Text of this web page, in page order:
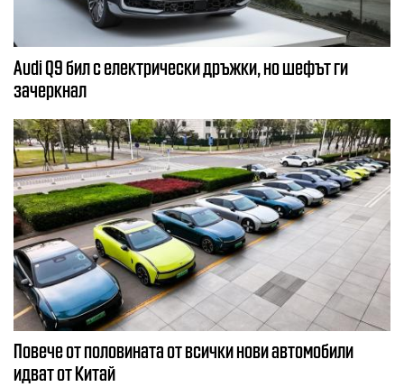
Audi Q9 бил с електрически дръжки, но шефът ги
зачеркнал
Повече от половината от всички нови автомобили
идват от Китай